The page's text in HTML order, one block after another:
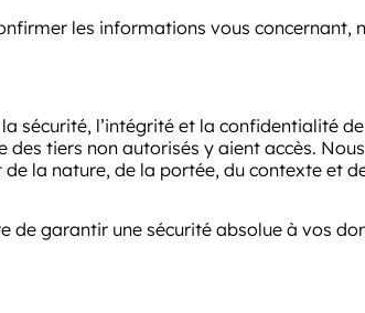
les informations vous concernant,
sécurité, l’intégrité et la confidentialité
tiers non autorisés y aient accès.
la nature, de la portée, du contexte et
de garantir une sécurité absolue à vos